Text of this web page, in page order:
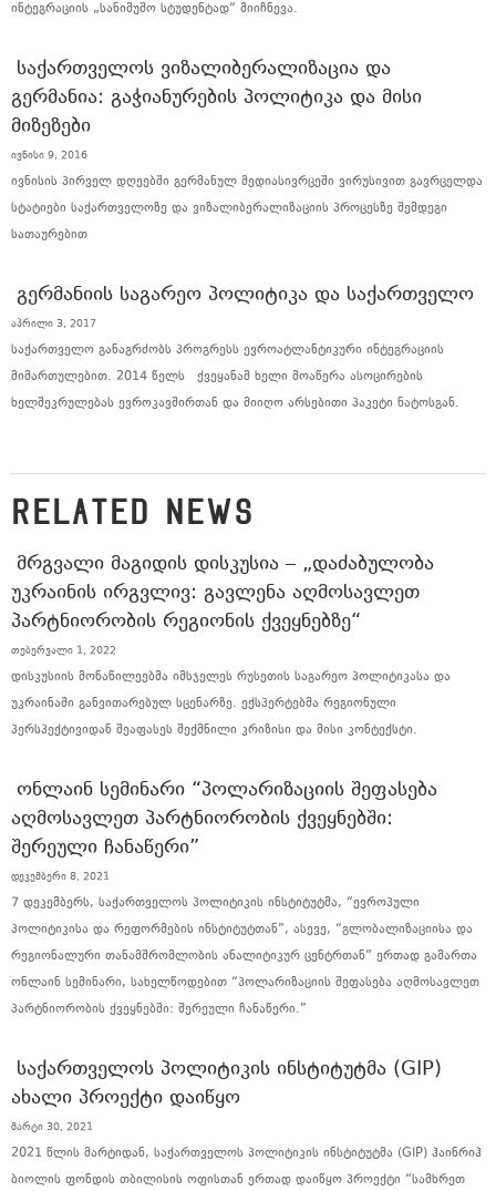
ინტეგრაციის „სანიმუშო სტუდენტად“ მიიჩნევა.
ᲡᲐᲥᲐᲠᲗᲕᲔᲚᲝᲡ ᲕᲘᲖᲐᲚᲘᲑᲔᲠᲐᲚᲘᲖᲐᲪᲘᲐ ᲓᲐ
ᲒᲔᲠᲛᲐᲜᲘᲐ: ᲒᲐᲭᲘᲐᲜᲣᲠᲔᲑᲘᲡ ᲞᲝᲚᲘᲢᲘᲙᲐ ᲓᲐ ᲛᲘᲡᲘ
ᲛᲘᲖᲔᲖᲔᲑᲘ
ივნისი 9, 2016
ივნისის პირველ დღეებში გერმანულ მედიასივრცეში ვირუსივით გავრცელდა
სტატიები საქართველოზე და ვიზალიბერალიზაციის პროცესზე შემდეგი
სათაურებით
ᲒᲔᲠᲛᲐᲜᲘᲘᲡ ᲡᲐᲒᲐᲠᲔᲝ ᲞᲝᲚᲘᲢᲘᲙᲐ ᲓᲐ ᲡᲐᲥᲐᲠᲗᲕᲔᲚᲝ
აპრილი 3, 2017
საქართველო განაგრძობს პროგრესს ევროატლანტიკური ინტეგრაციის
მიმართულებით. 2014 წელს ქვეყანამ ხელი მოაწერა ასოცირების
ხელშეკრულებას ევროკავშირთან და მიიღო არსებითი პაკეტი ნატოსგან.
RELATED NEWS
ᲛᲠᲒᲕᲐᲚᲘ ᲛᲐᲒᲘᲓᲘᲡ ᲓᲘᲡᲙᲣᲡᲘᲐ – „ᲓᲐᲫᲐᲑᲣᲚᲝᲑᲐ
ᲣᲙᲠᲐᲘᲜᲘᲡ ᲘᲠᲒᲕᲚᲘᲕ: ᲒᲐᲕᲚᲔᲜᲐ ᲐᲦᲛᲝᲡᲐᲕᲚᲔᲗ
ᲞᲐᲠᲢᲜᲘᲝᲠᲝᲑᲘᲡ ᲠᲔᲒᲘᲝᲜᲘᲡ ᲥᲕᲔᲧᲜᲔᲑᲖᲔ“
თებერვალი 1, 2022
დისკუსიის მონაწილეებმა იმსჯელეს რუსეთის საგარეო პოლიტიკასა და
უკრაინაში განვითარებულ სცენარზე. ექსპერტებმა რეგიონული
პერსპექტივიდან შეაფასეს შექმნილი კრიზისი და მისი კონტექსტი.
ᲝᲜᲚᲐᲘᲜ ᲡᲔᲛᲘᲜᲐᲠᲘ “ᲞᲝᲚᲐᲠᲘᲖᲐᲪᲘᲘᲡ ᲨᲔᲤᲐᲡᲔᲑᲐ
ᲐᲦᲛᲝᲡᲐᲕᲚᲔᲗ ᲞᲐᲠᲢᲜᲘᲝᲠᲝᲑᲘᲡ ᲥᲕᲔᲧᲜᲔᲑᲨᲘ:
ᲨᲔᲠᲔᲣᲚᲘ ᲩᲐᲜᲐᲬᲔᲠᲘ”
დეკემბერი 8, 2021
7 დეკემბერს, საქართველოს პოლიტიკის ინსტიტუტმა, “ევროპული
პოლიტიკისა და რეფორმების ინსტიტუტთან”, ასევე, “გლობალიზაციისა და
რეგიონალური თანამშრომლობის ანალიტიკურ ცენტრთან” ერთად გამართა
ონლაინ სემინარი, სახელწოდებით “პოლარიზაციის შეფასება აღმოსავლეთ
პარტნიორობის ქვეყნებში: შერეული ჩანაწერი.”
ᲡᲐᲥᲐᲠᲗᲕᲔᲚᲝᲡ ᲞᲝᲚᲘᲢᲘᲙᲘᲡ ᲘᲜᲡᲢᲘᲢᲣᲢᲛᲐ (GIP)
ᲐᲮᲐᲚᲘ ᲞᲠᲝᲔᲥᲢᲘ ᲓᲐᲘᲬᲧᲝ
მარტი 30, 2021
2021 წლის მარტიდან, საქართველოს პოლიტიკის ინსტიტუტმა (GIP) ჰაინრიჰ
ბიოლის ფონდის თბილისის ოფისთან ერთად დაიწყო პროექტი “სამხრეთ